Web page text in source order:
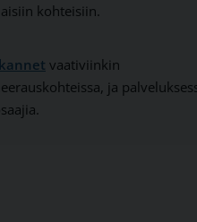
kohteisiin.
vaativiinkin
ja